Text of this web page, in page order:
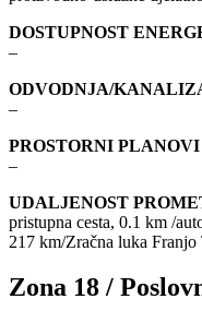
DOSTUPNOST
–
ODVODNJA/
–
PROSTORNI PLANOVI
–
UDALJENOST
pristupna cesta, 0.1 km /
217 km/Zračna luka
Zona 18 /